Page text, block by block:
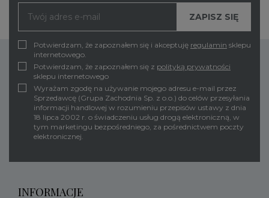
Potwierdzam, że zapoznałem się i akceptuję regulamin sklepu
internetowego.
Potwierdzam, że zapoznałem się z polityką prywatności
sklepu internetowego
Wyrażam zgodę na używanie mojego adresu e-mail przez
Sprzedawcę (Grupa Zachodnia Sp. z o.o.) do celów przesyłania
informacji handlowej w rozumieniu przepisów ustawy z dnia
18 lipca 2002 r. o świadczeniu usług drogą elektroniczną, w
tym marketingu bezpośredniego, za pośrednictwem poczty
elektronicznej.
INFORMACJE